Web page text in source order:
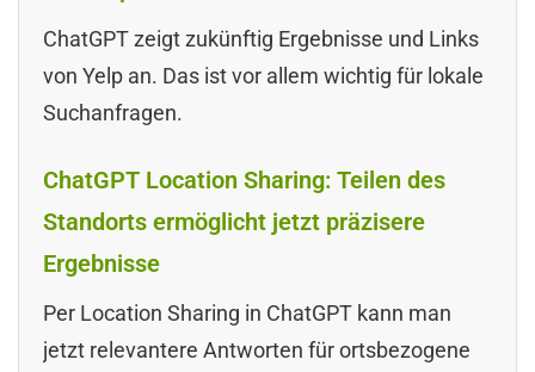
ChatGPT zeigt zukünftig Ergebnisse und Links
von Yelp an. Das ist vor allem wichtig für lokale
Suchanfragen.
ChatGPT Location Sharing: Teilen des
Standorts ermöglicht jetzt präzisere
Ergebnisse
Per Location Sharing in ChatGPT kann man
jetzt relevantere Antworten für ortsbezogene